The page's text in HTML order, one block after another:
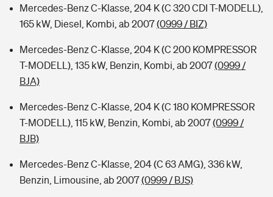
Mercedes-Benz C-Klasse, 204 K (C 320 CDI T-MODELL),
165 kW, Diesel, Kombi, ab 2007(0999 / BIZ)
Mercedes-Benz C-Klasse, 204 K (C 200 KOMPRESSOR
T-MODELL), 135 kW, Benzin, Kombi, ab 2007(0999 /
BJA)
Mercedes-Benz C-Klasse, 204 K (C 180 KOMPRESSOR
T-MODELL), 115 kW, Benzin, Kombi, ab 2007(0999 /
BJB)
Mercedes-Benz C-Klasse, 204 (C 63 AMG), 336 kW,
Benzin, Limousine, ab 2007(0999 / BJS)